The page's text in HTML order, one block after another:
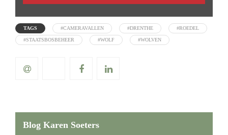
TAGS #CAMERAVALLEN #DRENTHE #ROEDEL
#STAATSBOSBEHEER #WOLF #WOLVEN
Blog Karen Soeters